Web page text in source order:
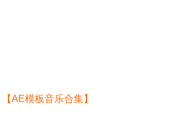
【AE模板音乐合集】